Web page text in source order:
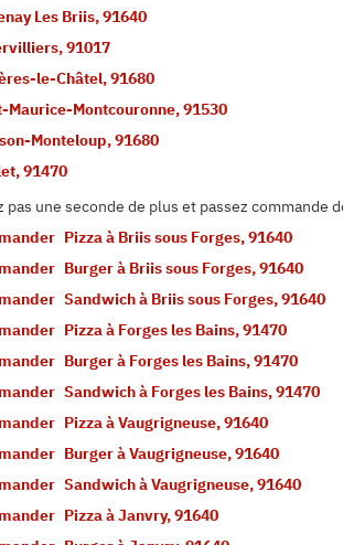
Les Briis,91640
,91017
le-Châtel,91680
Maurice-Montcouronne,91530
Monteloup,91680
,91470
pas une seconde de plus et passez commande
Pizza à Briis sous Forges,91640
Burger à Briis sous Forges,91640
Sandwich à Briis sous Forges,91640
Pizza à Forges les Bains,91470
Burger à Forges les Bains,91470
Sandwich à Forges les Bains,91470
Pizza àVaugrigneuse,91640
Burger àVaugrigneuse,91640
Sandwich àVaugrigneuse,91640
Pizza àJanvry,91640